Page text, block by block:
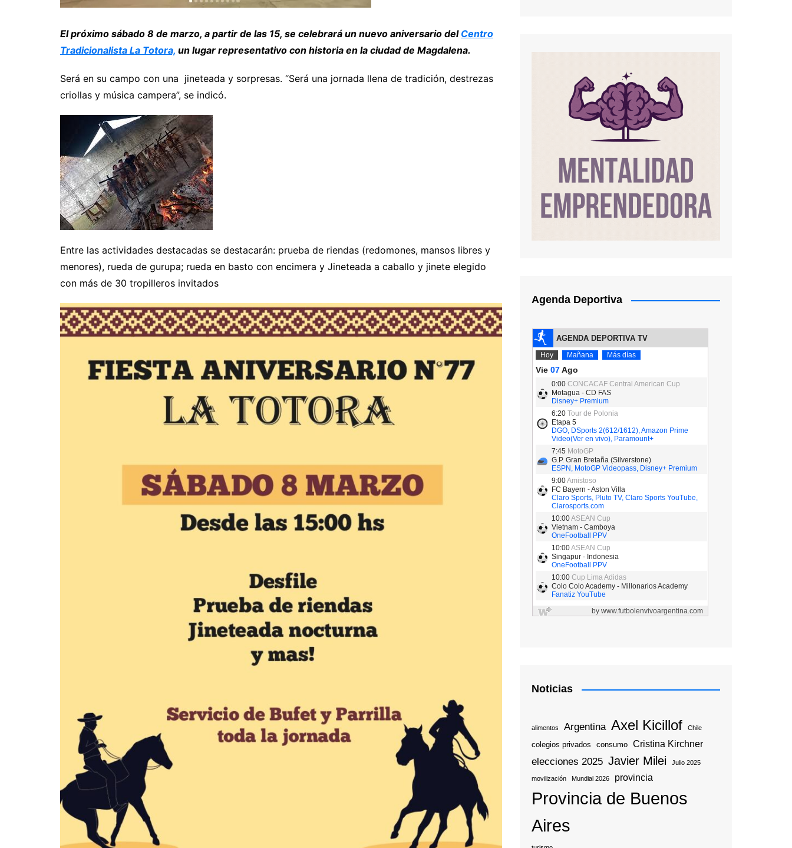
El próximo sábado 8 de marzo, a partir de las 15, se celebrará un nuevo aniversario del Centro
Tradicionalista La Totora, un lugar representativo con historia en la ciudad de Magdalena.
Será en su campo con una jineteada y sorpresas. “Será una jornada llena de tradición, destrezas
criollas y música campera”, se indicó.
Entre las actividades destacadas se destacarán: prueba de riendas (redomones, mansos libres y
menores), rueda de gurupa; rueda en basto con encimera y Jineteada a caballo y jinete elegido
con más de 30 tropilleros invitados
Agenda Deportiva
Noticias
alimentos Argentina Axel Kicillof Chile
colegios privados consumo Cristina Kirchner
elecciones 2025 Javier Milei Julio 2025
movilización Mundial 2026 provincia
Provincia de Buenos
Aires